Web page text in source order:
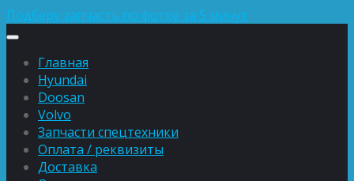
Подберу запчасть по фотке за 5 минут
Главная
Hyundai
Doosan
Volvo
Запчасти спецтехники
Оплата / реквизиты
Доставка